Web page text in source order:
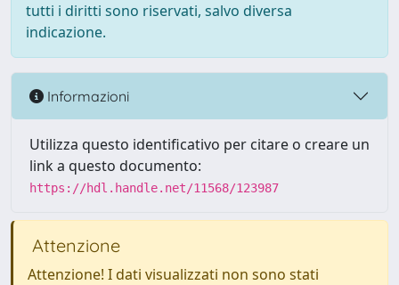
tutti i diritti sono riservati, salvo diversa
indicazione.
Informazioni
Utilizza questo identificativo per citare o creare un
link a questo documento:
https://hdl.handle.net/11568/123987
Attenzione
Attenzione! I dati visualizzati non sono stati